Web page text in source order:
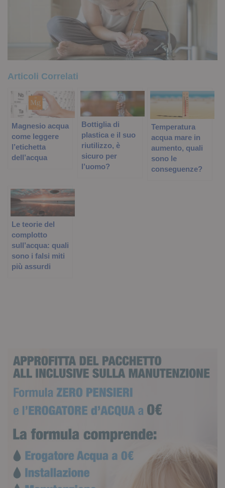
Articoli Correlati
Magnesio acqua
come leggere
l’etichetta
dell’acqua
Bottiglia di
plastica e il suo
riutilizzo, è
sicuro per
l’uomo?
Temperatura
acqua mare in
aumento, quali
sono le
conseguenze?
Le teorie del
complotto
sull’acqua: quali
sono i falsi miti
più assurdi